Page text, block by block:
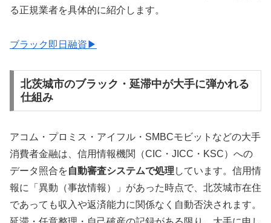
る正規業者を具体的に紹介します。
ブラック即日融資▶
北茨城市のブラック・延滞中が大手に弾かれる
仕組み
アコム・プロミス・アイフル・SMBCモビットなどの大手
消費者金融は、信用情報機関（CIC・JICC・KSC）への
データ照合を自動審査システムで処理 しています。信用情
報に「異動（事故情報）」があった時点で、北茨城市在住
であっても収入や返済能力に関係なく自動否決されます。